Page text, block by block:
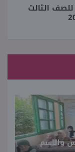
للصف الثالث
والاسم